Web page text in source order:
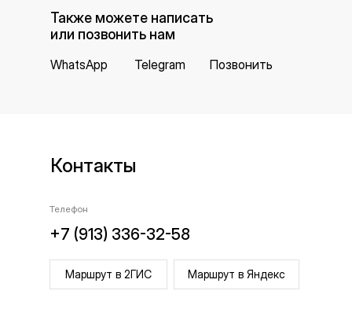
Позвонить
Telegram
WhatsApp
Также можете написать
или позвонить нам
Контакты
Телефон
+7 (913) 336-32-58
Маршрут в 2ГИС Маршрут в Яндекс